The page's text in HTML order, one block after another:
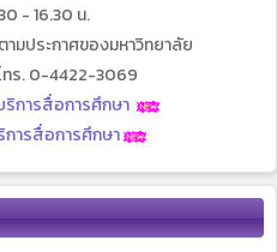
- 16.30 น.
มประกาศของมหาวิทยาลัย
ทร. 0-4422-3069
ริการสื่อการศึกษา
การสื่อการศึกษา